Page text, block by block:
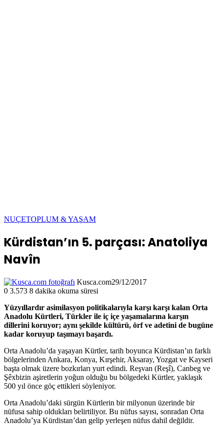
NUÇETOPLUM & YAŞAM
Kürdistan’ın 5. parçası: Anatoliya
Navîn
Kusca.com29/12/2017
0 3.573 8 dakika okuma süresi
Yüzyıllardır asimilasyon politikalarıyla karşı karşı kalan Orta
Anadolu Kürtleri, Türkler ile iç içe yaşamalarına karşın
dillerini koruyor; aynı şekilde kültürü, örf ve adetini de bugüne
kadar koruyup taşımayı başardı.
Orta Anadolu’da yaşayan Kürtler, tarih boyunca Kürdistan’ın farklı
bölgelerinden Ankara, Konya, Kırşehir, Aksaray, Yozgat ve Kayseri
başta olmak üzere bozkırları yurt edindi. Reşvan (Reşî), Canbeg ve
Şêxbizin aşiretlerin yoğun olduğu bu bölgedeki Kürtler, yaklaşık
500 yıl önce göç ettikleri söyleniyor.
Orta Anadolu’daki sürgün Kürtlerin bir milyonun üzerinde bir
nüfusa sahip oldukları belirtiliyor. Bu nüfus sayısı, sonradan Orta
Anadolu’ya Kürdistan’dan gelip yerleşen nüfus dahil değildir.